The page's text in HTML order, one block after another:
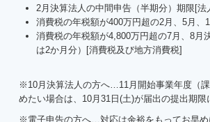
2月決算法人の中間申告（半期分）期限[
消費税の年税額が400万円超の2月、5月
消費税の年税額が4,800万円超の7月、8月
は2か月分）[消費税及び地方消費税]
※10月決算法人の方へ…11月開始事業年度（
めたい場合は、10月31日(土)が届出の提出期限
※電子申告の方へ…対応は余裕をもってお早め